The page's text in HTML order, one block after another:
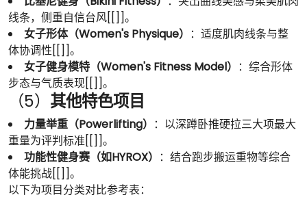
线条，侧重自信台风[[]]。
女子形体（Women's Physique） ：适度肌肉线条与整
体协调性[[]]。
女子健身模特（Women's Fitness Model） ：综合形体
步态与气质表现[[]]。
（5） 其他特色项目
力量举重（Powerlifting） ：以深蹲卧推硬拉三大项最大
重量为评判标准[[]]。
功能性健身赛（如HYROX） ：结合跑步搬运重物等综合
体能挑战[[]]。
以下为项目分类对比参考表：